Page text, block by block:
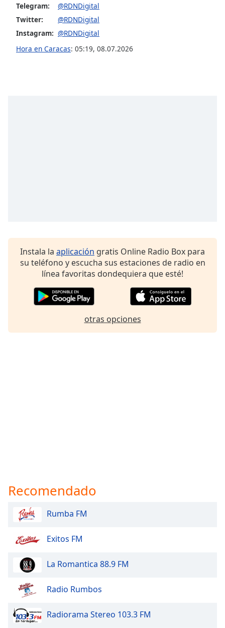
Opacity
Caption
Family
Telegram:
@RDNDigital
Twitter:
@RDNDigital
Instagram: @RDNDigital
Hora en Caracas: 05:19, 08.07.2026
Instala la aplicación gratis Online Radio Box para
su teléfono y escucha sus estaciones de radio en
línea favoritas dondequiera que esté!
otras opciones
Recomendado
Rumba FM
Exitos FM
La Romantica 88.9 FM
Radio Rumbos
Radiorama Stereo 103.3 FM